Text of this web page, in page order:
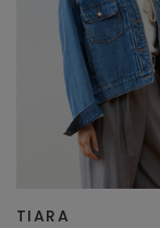
TIARA